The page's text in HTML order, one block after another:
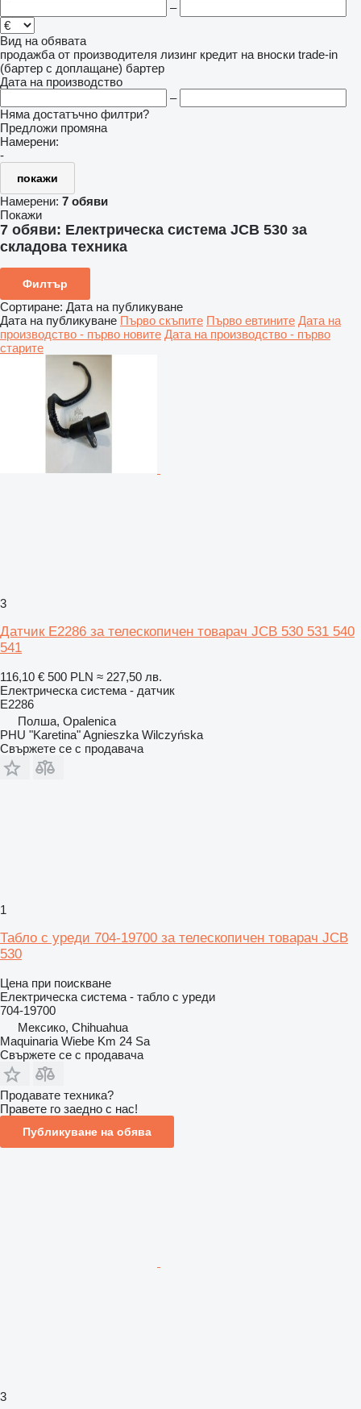
–
Вид на обявата
продажба от производителя лизинг кредит на вноски trade-in
(бартер с доплащане) бартер
Дата на производство
–
Няма достатъчно филтри?
Предложи промяна
Намерени:
-
покажи
Намерени: 7 обяви
Покажи
7 обяви: Електрическа система JCB 530 за
складова техника
Филтър
Сортиране: Дата на публикуване
Дата на публикуване Първо скъпите Първо евтините Дата на
производство - първо новите Дата на производство - първо
старите
3
Датчик E2286 за телескопичен товарач JCB 530 531 540
541
116,10 € 500 PLN ≈ 227,50 лв.
Електрическа система - датчик
E2286
Полша, Opalenica
PHU "Karetina" Agnieszka Wilczyńska
Свържете се с продавача
1
Табло с уреди 704-19700 за телескопичен товарач JCB
530
Цена при поискване
Електрическа система - табло с уреди
704-19700
Мексико, Chihuahua
Maquinaria Wiebe Km 24 Sa
Свържете се с продавача
Продавате техника?
Правете го заедно с нас!
Публикуване на обява
3